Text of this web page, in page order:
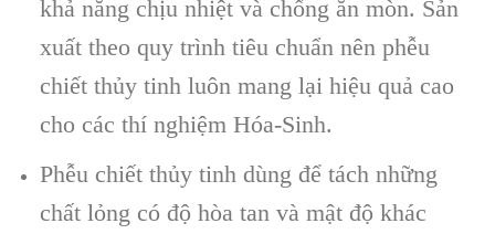
khả năng chịu nhiệt và chống ăn mòn. Sản
xuất theo quy trình tiêu chuẩn nên phễu
chiết thủy tinh luôn mang lại hiệu quả cao
cho các thí nghiệm Hóa-Sinh.
Phễu chiết thủy tinh dùng để tách những
chất lỏng có độ hòa tan và mật độ khác